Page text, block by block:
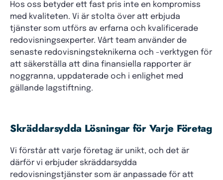
Hos oss betyder ett fast pris inte en kompromiss
med kvaliteten. Vi är stolta över att erbjuda
tjänster som utförs av erfarna och kvalificerade
redovisningsexperter. Vårt team använder de
senaste redovisningsteknikerna och -verktygen för
att säkerställa att dina finansiella rapporter är
noggranna, uppdaterade och i enlighet med
gällande lagstiftning.
Skräddarsydda Lösningar för Varje Företag
Vi förstår att varje företag är unikt, och det är
därför vi erbjuder skräddarsydda
redovisningstjänster som är anpassade för att